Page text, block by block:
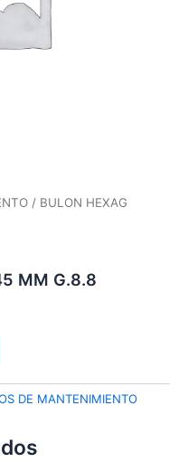
/ BULON HEXAG
MM G.8.8
DE MANTENIMIENTO